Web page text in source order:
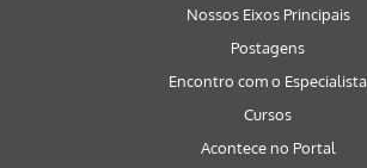
Nossos Eixos Principais
Postagens
Encontro com o Especialista
Cursos
Acontece no Portal